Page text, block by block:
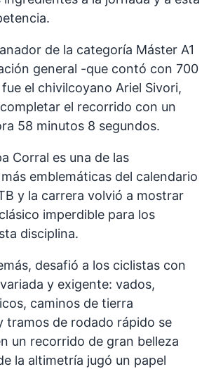
de la categoría Máster A1
general -que contó con 700
el chivilcoyano Ariel Sivori,
el recorrido con un
58 minutos 8 segundos.
Corral es una de las
emblemáticas del calendario
y la carrera volvió a mostrar
imperdible para los
disciplina.
desafió a los ciclistas con
y exigente: vados,
caminos de tierra
tramos de rodado rápido se
un recorrido de gran belleza
la altimetría jugó un papel